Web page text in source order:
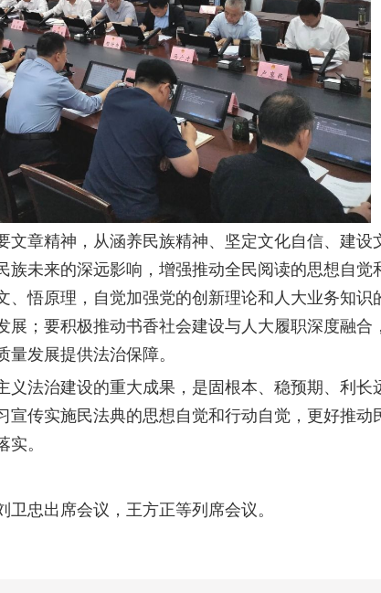
章精神，从涵养民族精神、坚定文化自信、建设
未来的深远影响，增强推动全民阅读的思想自觉
悟原理，自觉加强党的创新理论和人大业务知识
；要积极推动书香社会建设与人大履职深度融合
发展提供法治保障。
法治建设的重大成果，是固根本、稳预期、利长
传实施民法典的思想自觉和行动自觉，更好推动
。
忠出席会议，王方正等列席会议。